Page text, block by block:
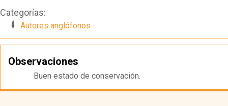
Categorías:
Autores anglófonos
Observaciones
Buen estado de conservación.